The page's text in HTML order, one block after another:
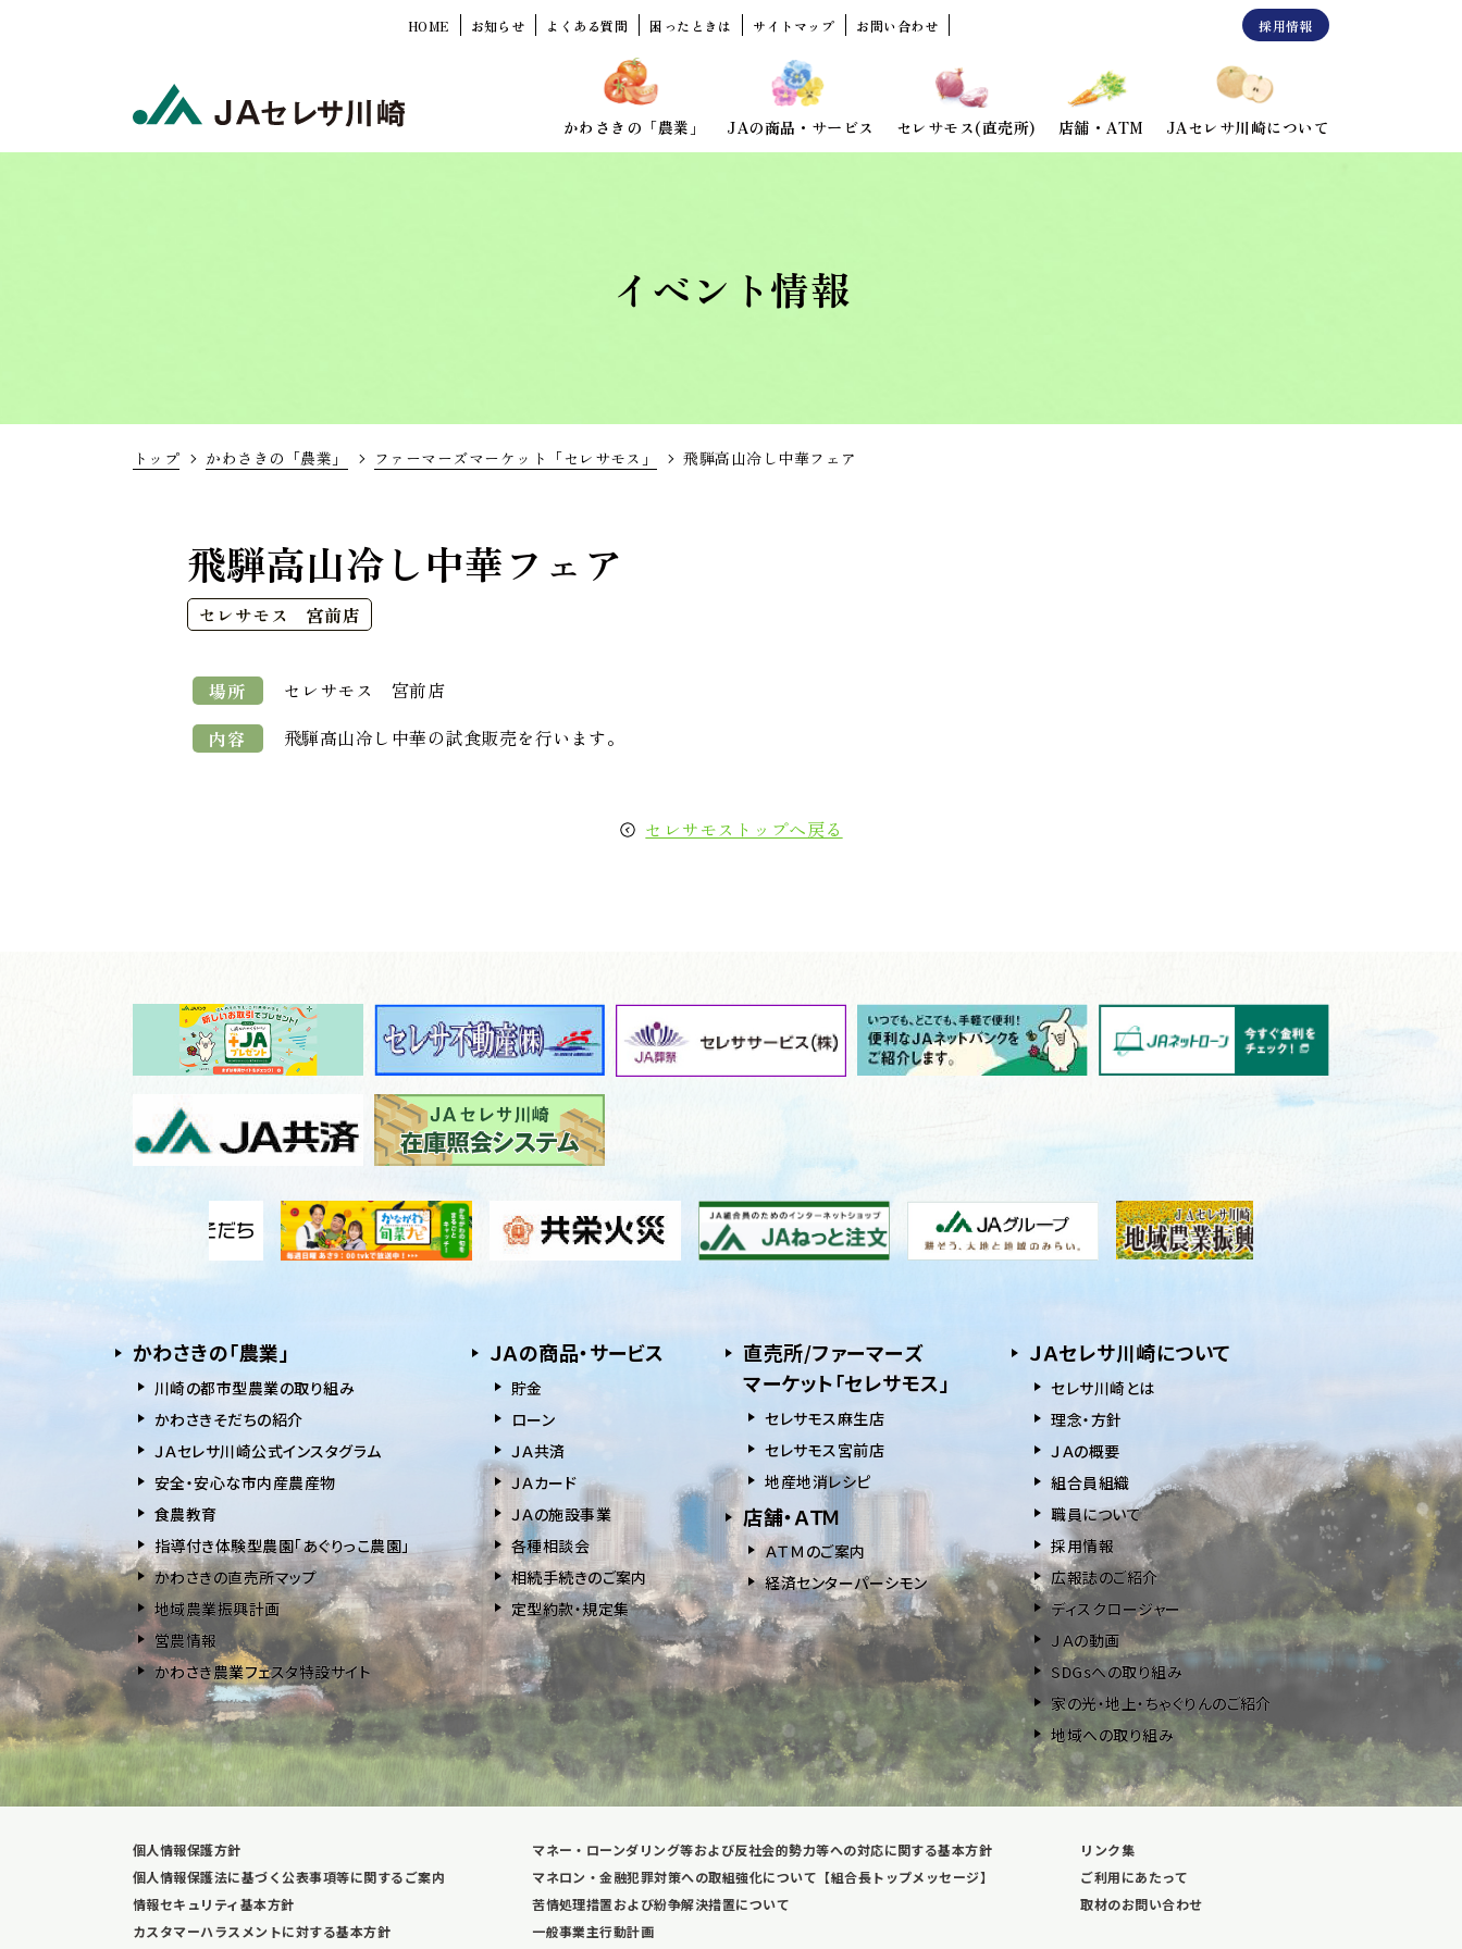
HOME お知らせ よくある質問 困ったときは サイトマップ お問い合わせ 採用情報
かわさきの「農業」 JAの商品・サービス セレサモス(直売所) 店舗・ATM JAセレサ川崎について
イベント情報
トップ かわさきの「農業」 ファーマーズマーケット「セレサモス」 飛騨高山冷し中華フェア
飛騨高山冷し中華フェア
セレサモス 宮前店
場所
セレサモス 宮前店
内容
飛騨高山冷し中華の試食販売を行います。
セレサモストップへ戻る
かわさきの「農業」
川崎の都市型農業の取り組み
かわさきそだちの紹介
ＪＡセレサ川崎公式インスタグラム
安全・安⼼な市内産農産物
⾷農教育
指導付き体験型農園「あぐりっこ農園」
かわさきの直売所マップ
地域農業振興計画
営農情報
かわさき農業フェスタ特設サイト
ＪＡの商品・サービス
貯⾦
ローン
ＪＡ共済
ＪＡカード
ＪＡの施設事業
各種相談会
相続⼿続きのご案内
定型約款・規定集
直売所/ファーマーズ
マーケット「セレサモス」
セレサモス麻生店
セレサモス宮前店
地産地消レシピ
店舗・ＡＴＭ
ＡＴＭのご案内
経済センターパーシモン
ＪＡセレサ川崎について
セレサ川崎とは
理念・方針
ＪＡの概要
組合員組織
職員について
採用情報
広報誌のご紹介
ディスクロージャー
ＪＡの動画
SDGsへの取り組み
家の光・地上・ちゃぐりんのご紹介
地域への取り組み
個人情報保護方針
個人情報保護法に基づく公表事項等に関するご案内
情報セキュリティ基本方針
カスタマーハラスメントに対する基本方針
マネー・ローンダリング等および反社会的勢力等への対応に関する基本方針
マネロン・金融犯罪対策への取組強化について【組合長トップメッセージ】
苦情処理措置および紛争解決措置について
一般事業主行動計画
リンク集
ご利用にあたって
取材のお問い合わせ